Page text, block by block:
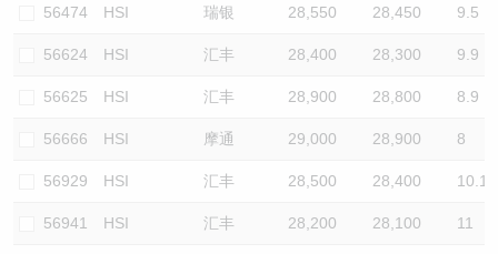
56474 HSI 瑞银 28,550 28,450 9.5
56624 HSI 汇丰 28,400 28,300 9.9
56625 HSI 汇丰 28,900 28,800 8.9
56666 HSI 摩通 29,000 28,900 8
56929 HSI 汇丰 28,500 28,400 10.1
56941 HSI 汇丰 28,200 28,100 11